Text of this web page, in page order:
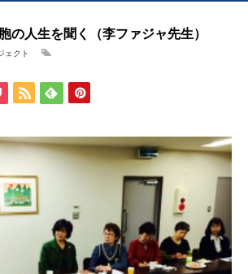
人生を聞く（李ファジャ先生）
ェクト